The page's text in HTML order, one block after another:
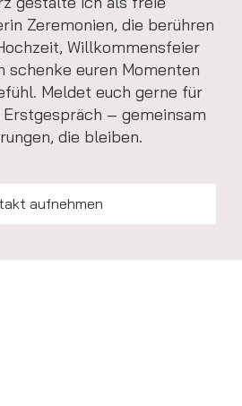
Zeremonien, die berühren
Willkommensfeier
schenke euren Momenten
Meldet euch gerne für
– gemeinsam
die bleiben.
aufnehmen